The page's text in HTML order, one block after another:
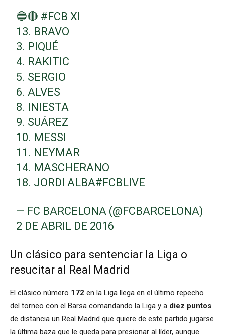
🔵🔴 #FCB XI
13. BRAVO
3. PIQUÉ
4. RAKITIC
5. SERGIO
6. ALVES
8. INIESTA
9. SUÁREZ
10. MESSI
11. NEYMAR
14. MASCHERANO
18. JORDI ALBA#FCBLIVE
— FC BARCELONA (@FCBARCELONA)
2 DE ABRIL DE 2016
Un clásico para sentenciar la Liga o
resucitar al Real Madrid
El clásico número 172 en la Liga llega en el último repecho
del torneo con el Barsa comandando la Liga y a diez puntos
de distancia un Real Madrid que quiere de este partido jugarse
la última baza que le queda para presionar al líder, aunque